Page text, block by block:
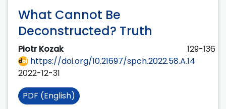
What Cannot Be
Deconstructed? Truth
Piotr Kozak
129-136
https://doi.org/10.21697/spch.2022.58.A.14
2022-12-31
PDF (English)